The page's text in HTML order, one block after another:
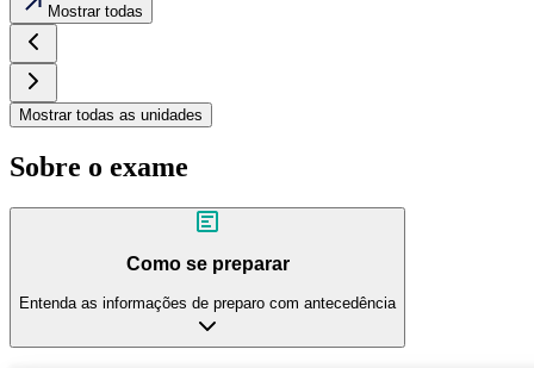
Mostrar todas
Mostrar todas as unidades
Sobre o exame
Como se preparar
Entenda as informações de preparo com antecedência